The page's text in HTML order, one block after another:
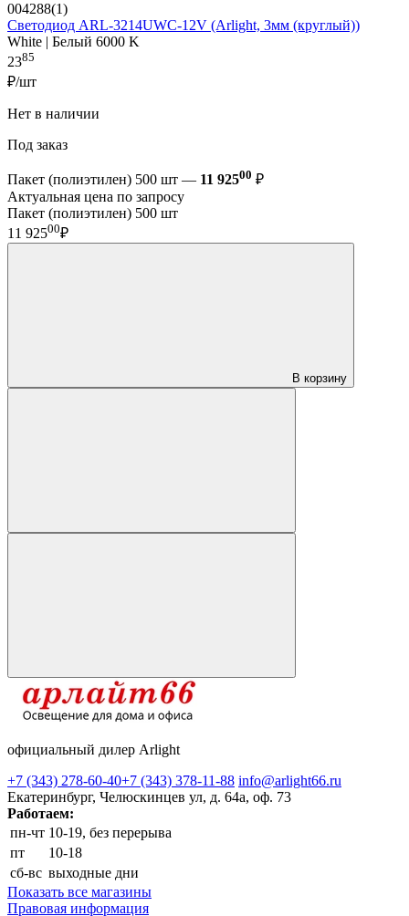
004288(1)
Светодиод ARL-3214UWC-12V (Arlight, 3мм (круглый))
White | Белый 6000 K
2385
₽/шт
Нет в наличии
Под заказ
Пакет (полиэтилен) 500 шт — 11 92500 ₽
Актуальная цена по запросу
Пакет (полиэтилен) 500 шт
11 92500₽
В корзину
официальный дилер Arlight
+7 (343) 278-60-40+7 (343) 378-11-88 info@arlight66.ru
Екатеринбург, Челюскинцев ул, д. 64а, оф. 73
Работаем:
пн-чт 10-19, без перерыва
пт
10-18
сб-вс выходные дни
Показать все магазины
Правовая информация